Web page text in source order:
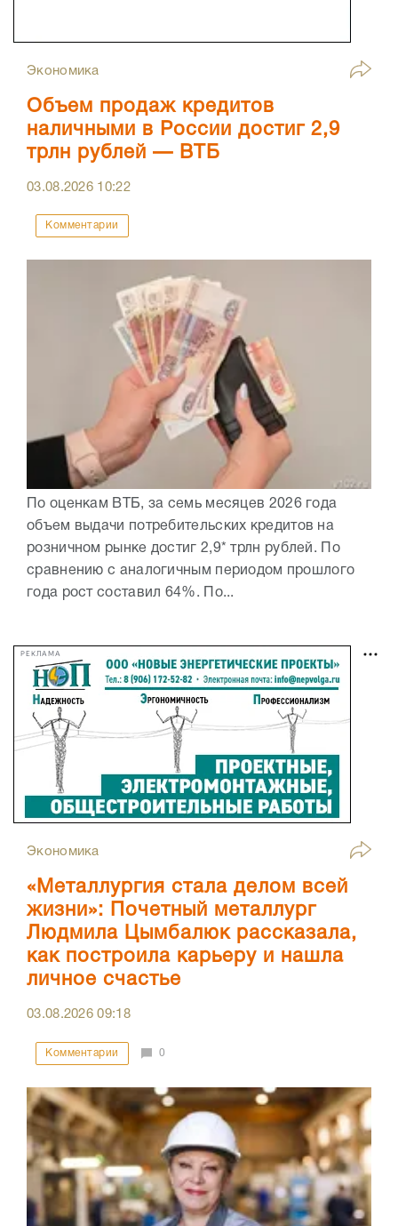
Экономика
Объем продаж кредитов
наличными в России достиг 2,9
трлн рублей — ВТБ
03.08.2026 10:22
Комментарии
По оценкам ВТБ, за семь месяцев 2026 года
объем выдачи потребительских кредитов на
розничном рынке достиг 2,9* трлн рублей. По
сравнению с аналогичным периодом прошлого
года рост составил 64%. По...
РЕКЛАМА
Экономика
«Металлургия стала делом всей
жизни»: Почетный металлург
Людмила Цымбалюк рассказала,
как построила карьеру и нашла
личное счастье
03.08.202609:18
Комментарии 0